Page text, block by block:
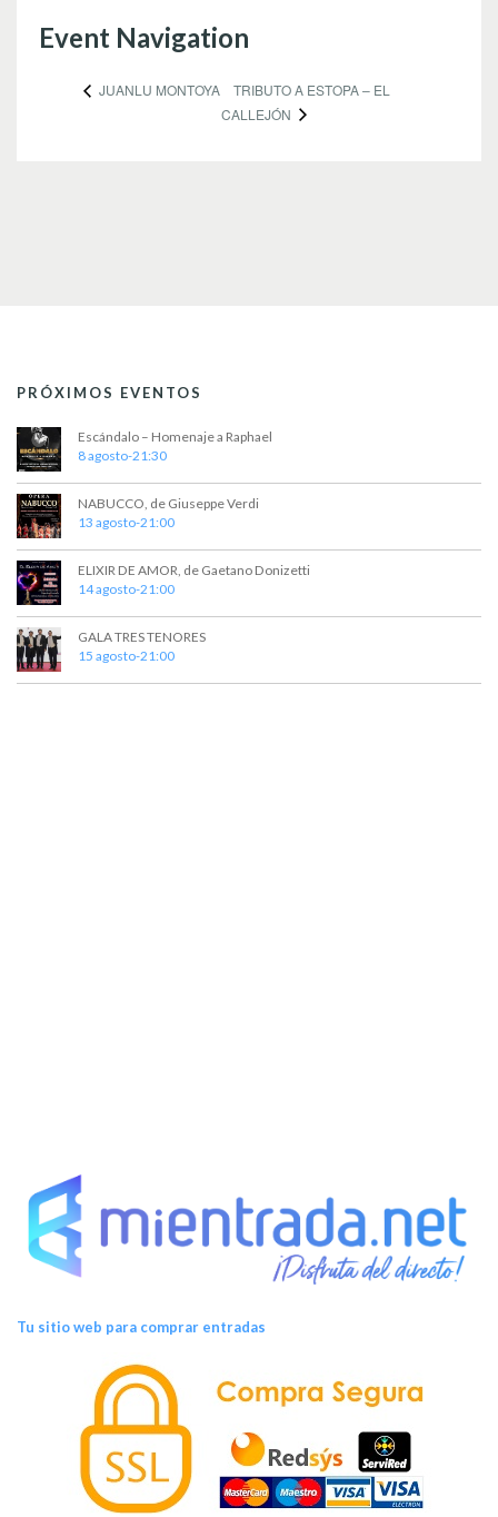
Event Navigation
JUANLU MONTOYA
TRIBUTO A ESTOPA – EL
CALLEJÓN
PRÓXIMOS EVENTOS
Escándalo – Homenaje a Raphael
8 agosto-21:30
NABUCCO, de Giuseppe Verdi
13 agosto-21:00
ELIXIR DE AMOR, de Gaetano Donizetti
14 agosto-21:00
GALA TRES TENORES
15 agosto-21:00
Tu sitio web para comprar entradas